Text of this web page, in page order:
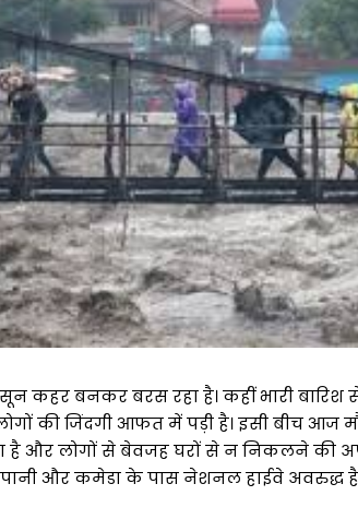
कहर बनकर बरस रहा है। कहीं भारी
की जिंदगी आफत में पड़ी है। इसी बीच आज
है और लोगों से बेवजह घरों से न निकलने की
और कमेडा के पास नेशनल हाईवे अवरुद्ध